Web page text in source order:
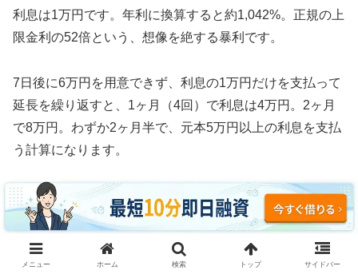
利息は1万円です。年利に換算すると約1,042%。正規の上
限金利の52倍という、想像を絶する暴利です。
7日後に6万円を用意できず、利息の1万円だけを支払って
延長を繰り返すと、1ヶ月（4回）で利息は4万円。2ヶ月
で8万円。わずか2ヶ月半で、元本5万円以上の利息を支払
う計算になります。
3ヶ月続けた場合、利息の支払い総額は約12万円。元本5
万円の2.4倍の利息を取られ、それでも借金は減っていま
せん。これがソフト闇金の実態です。
メニュー ホーム 検索 トップ サイドバー